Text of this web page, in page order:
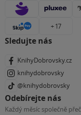
+ 17
Sledujte nás
KnihyDobrovsky.cz
knihydobrovsky
@knihydobrovsky
Odebírejte nás
Každý měsíc společně